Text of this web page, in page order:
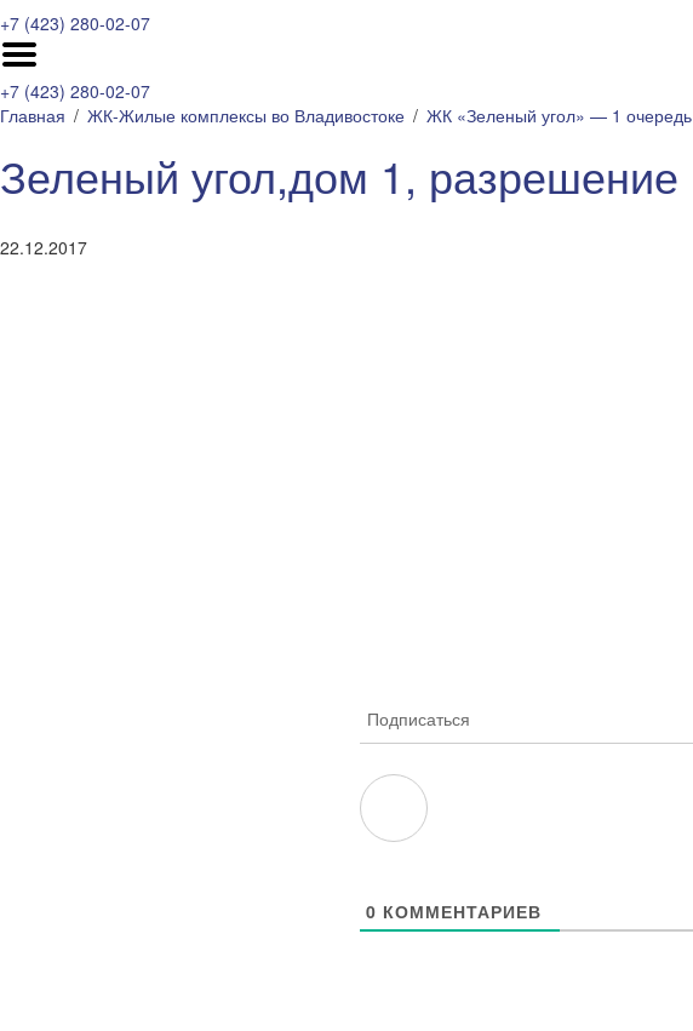
+7 (423) 280-02-07
+7 (423) 280-02-07
Главная
ЖК-Жилые комплексы во Владивостоке ЖК «Зеленый угол» — 1 очередь
Зеленый угол,дом 1, разрешение
22.12.2017
Подписаться
0 КОММЕНТАРИЕВ